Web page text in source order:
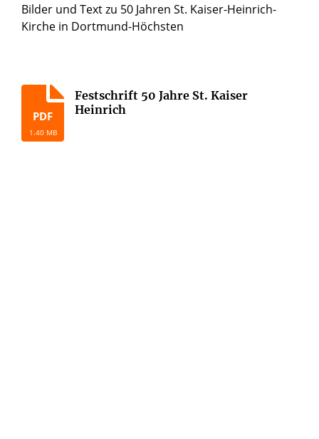
Bilder und Text zu 50 Jahren St. Kaiser-Heinrich-
Kirche in Dortmund-Höchsten
PDF
1.40 MB
Festschrift 50 Jahre St. Kaiser
Heinrich